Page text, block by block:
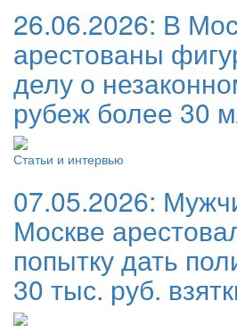
26.06.2026: В
арестованы
делу о
рубеж более 30
Статьи и интервью
07.05.2026:
Москве
попытку дать
30 тыс. руб.